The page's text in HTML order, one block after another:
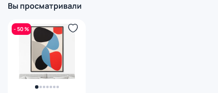
Вы просматривали
- 50 %